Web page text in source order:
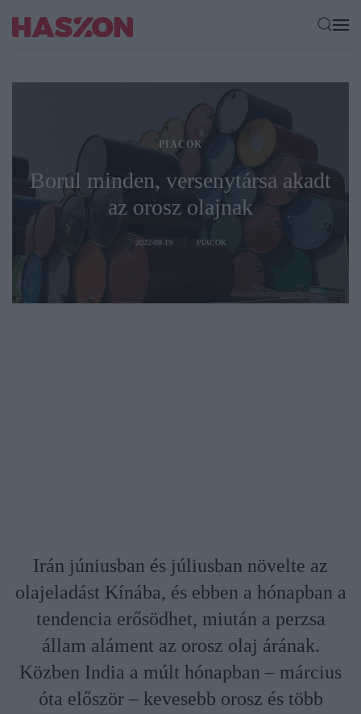
PIACOK
Borul minden, versenytársa akadt
az orosz olajnak
2022-08-19 PIACOK
Irán júniusban és júliusban növelte az
olajeladást Kínába, és ebben a hónapban a
tendencia erősödhet, miután a perzsa
állam aláment az orosz olaj árának.
Közben India a múlt hónapban – március
óta először – kevesebb orosz és több